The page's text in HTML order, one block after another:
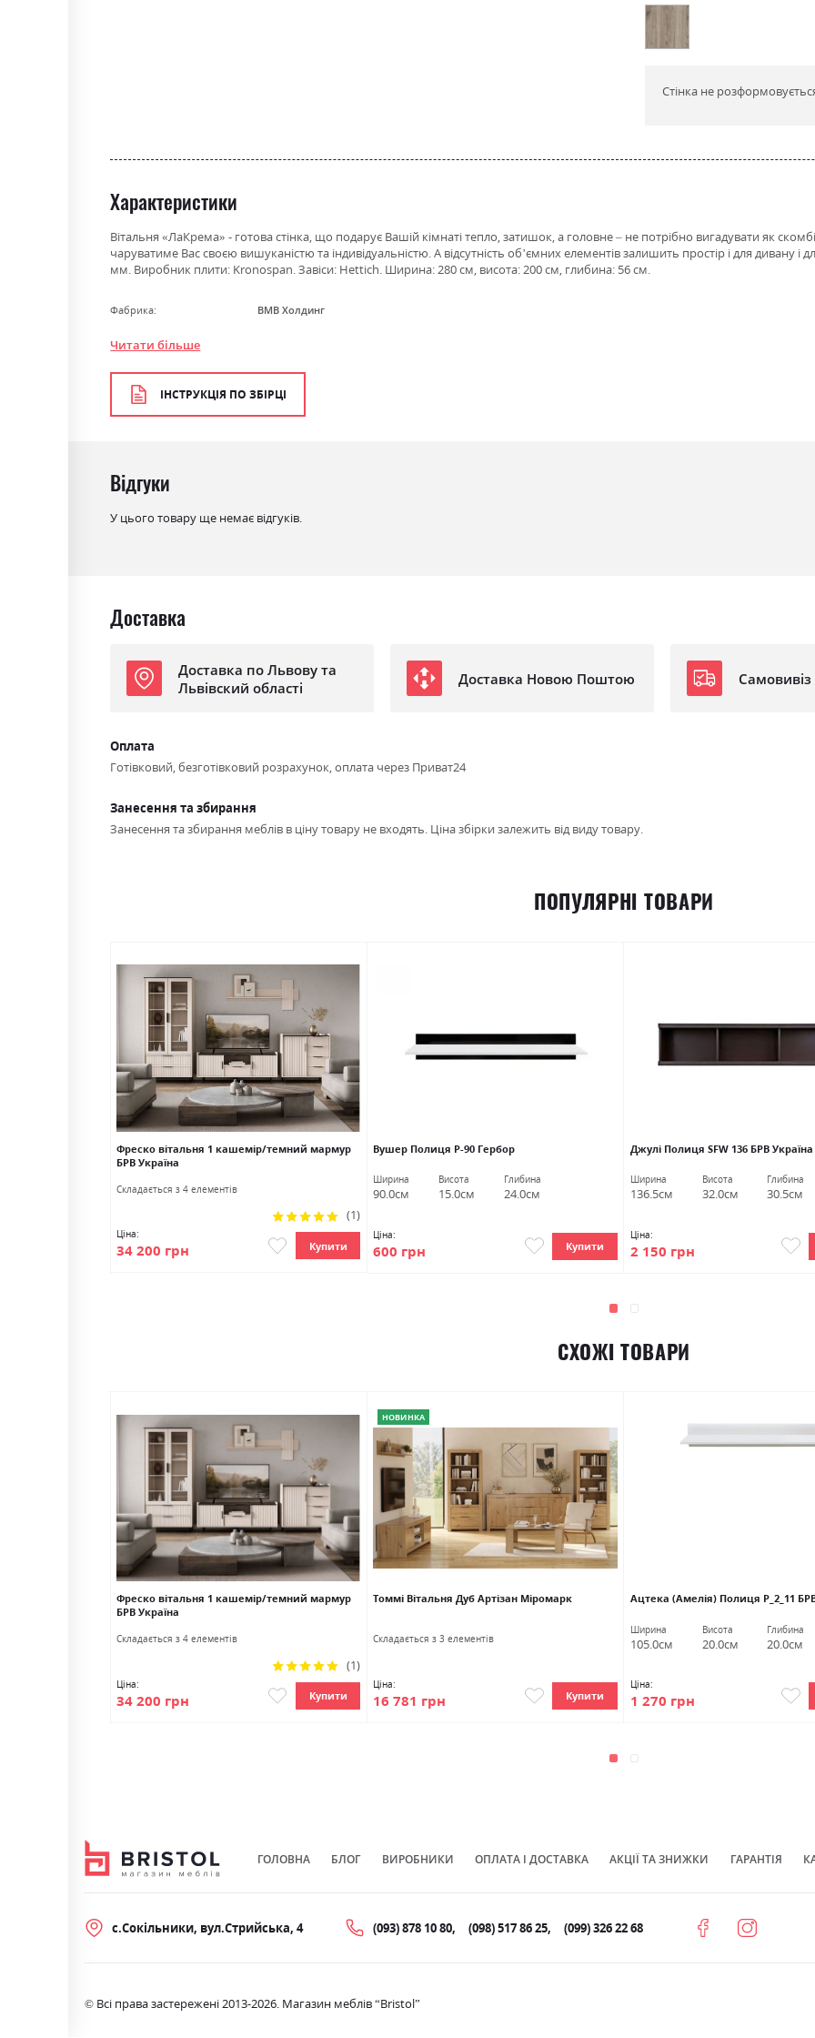
Стінка не
Характеристики
Вітальня «ЛаКрема» - готова стінка, що подарує Вашій кімнаті тепло, затишок, а головне – не потрібно вигадувати як
чаруватиме Вас своєю вишуканістю та індивідуальністю. А відсутність об’ємних елементів залишить простір і для дивану
мм. Виробник плити: Kronospan. Завіси: Hettich. Ширина: 280 см, висота: 200 см, глибина: 56 см.
Фабрика: ВМВ Холдинг
Колір (Фасад):
Колір (Корпус): дуб арканзас темний
Колір матеріалу дуб арканзас темний/білий
Читати більше
ІНСТРУКЦІЯ ПО ЗБІРЦІ
Відгуки
У цього товару ще немає відгуків.
Доставка
Доставка по Львову та
Львівский області
Доставка Новою Поштою Самовивіз
Оплата
Готівковий, безготівковий розрахунок, оплата через Приват24
Занесення та збирання
Занесення та збирання меблів в ціну товару не входять. Ціна збірки залежить від виду товару.
ПОПУЛЯРНІ ТОВАРИ
Фреско вітальня 1 кашемір/темний мармур
БРВ Україна
Cкладається з 4 елементів
Ціна:
34 200 грн
Рейтинг:
100%
(1)
Купити
Вушер Полиця Р-90 Гербор
Ширина
90.0см
Висота
15.0см
Глибина
24.0см
Ціна:
600 грн Купити
Джулі Полиця SFW 136 БРВ Україна
Ширина
136.5см
Висота
32.0см
Глибина
30.5см
Ціна:
2 150 грн
СХОЖІ ТОВАРИ
Фреско вітальня 1 кашемір/темний мармур
БРВ Україна
Cкладається з 4 елементів
Ціна:
34 200 грн
Рейтинг:
100%
(1)
Купити
НОВИНКА
Томмі Вітальня Дуб Артізан Міромарк
Cкладається з 3 елементів
Ціна:
16 781 грн Купити
Ацтека (Амелія) Полиця Р_2_11
Ширина
105.0см
Висота
20.0см
Глибина
20.0см
Ціна:
1 270 грн
ГОЛОВНА БЛОГ ВИРОБНИКИ ОПЛАТА І ДОСТАВКА АКЦІЇ ТА ЗНИЖКИ ГАРАНТІЯ
с.Сокільники, вул.Стрийська, 4 (093) 878 10 80 (098) 517 86 25 (099) 326 22 68
© Всі права застережені 2013-2026. Магазин меблів “Bristol”